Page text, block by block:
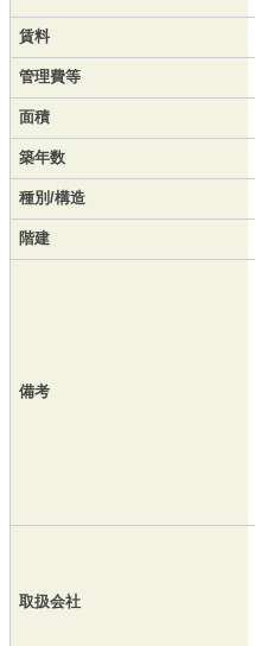
賃料
管理費等
面積
築年数
種別/構造
階建
備考
取扱会社